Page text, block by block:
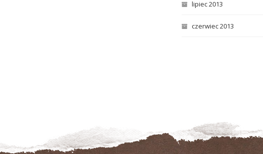
lipiec 2013
czerwiec 2013